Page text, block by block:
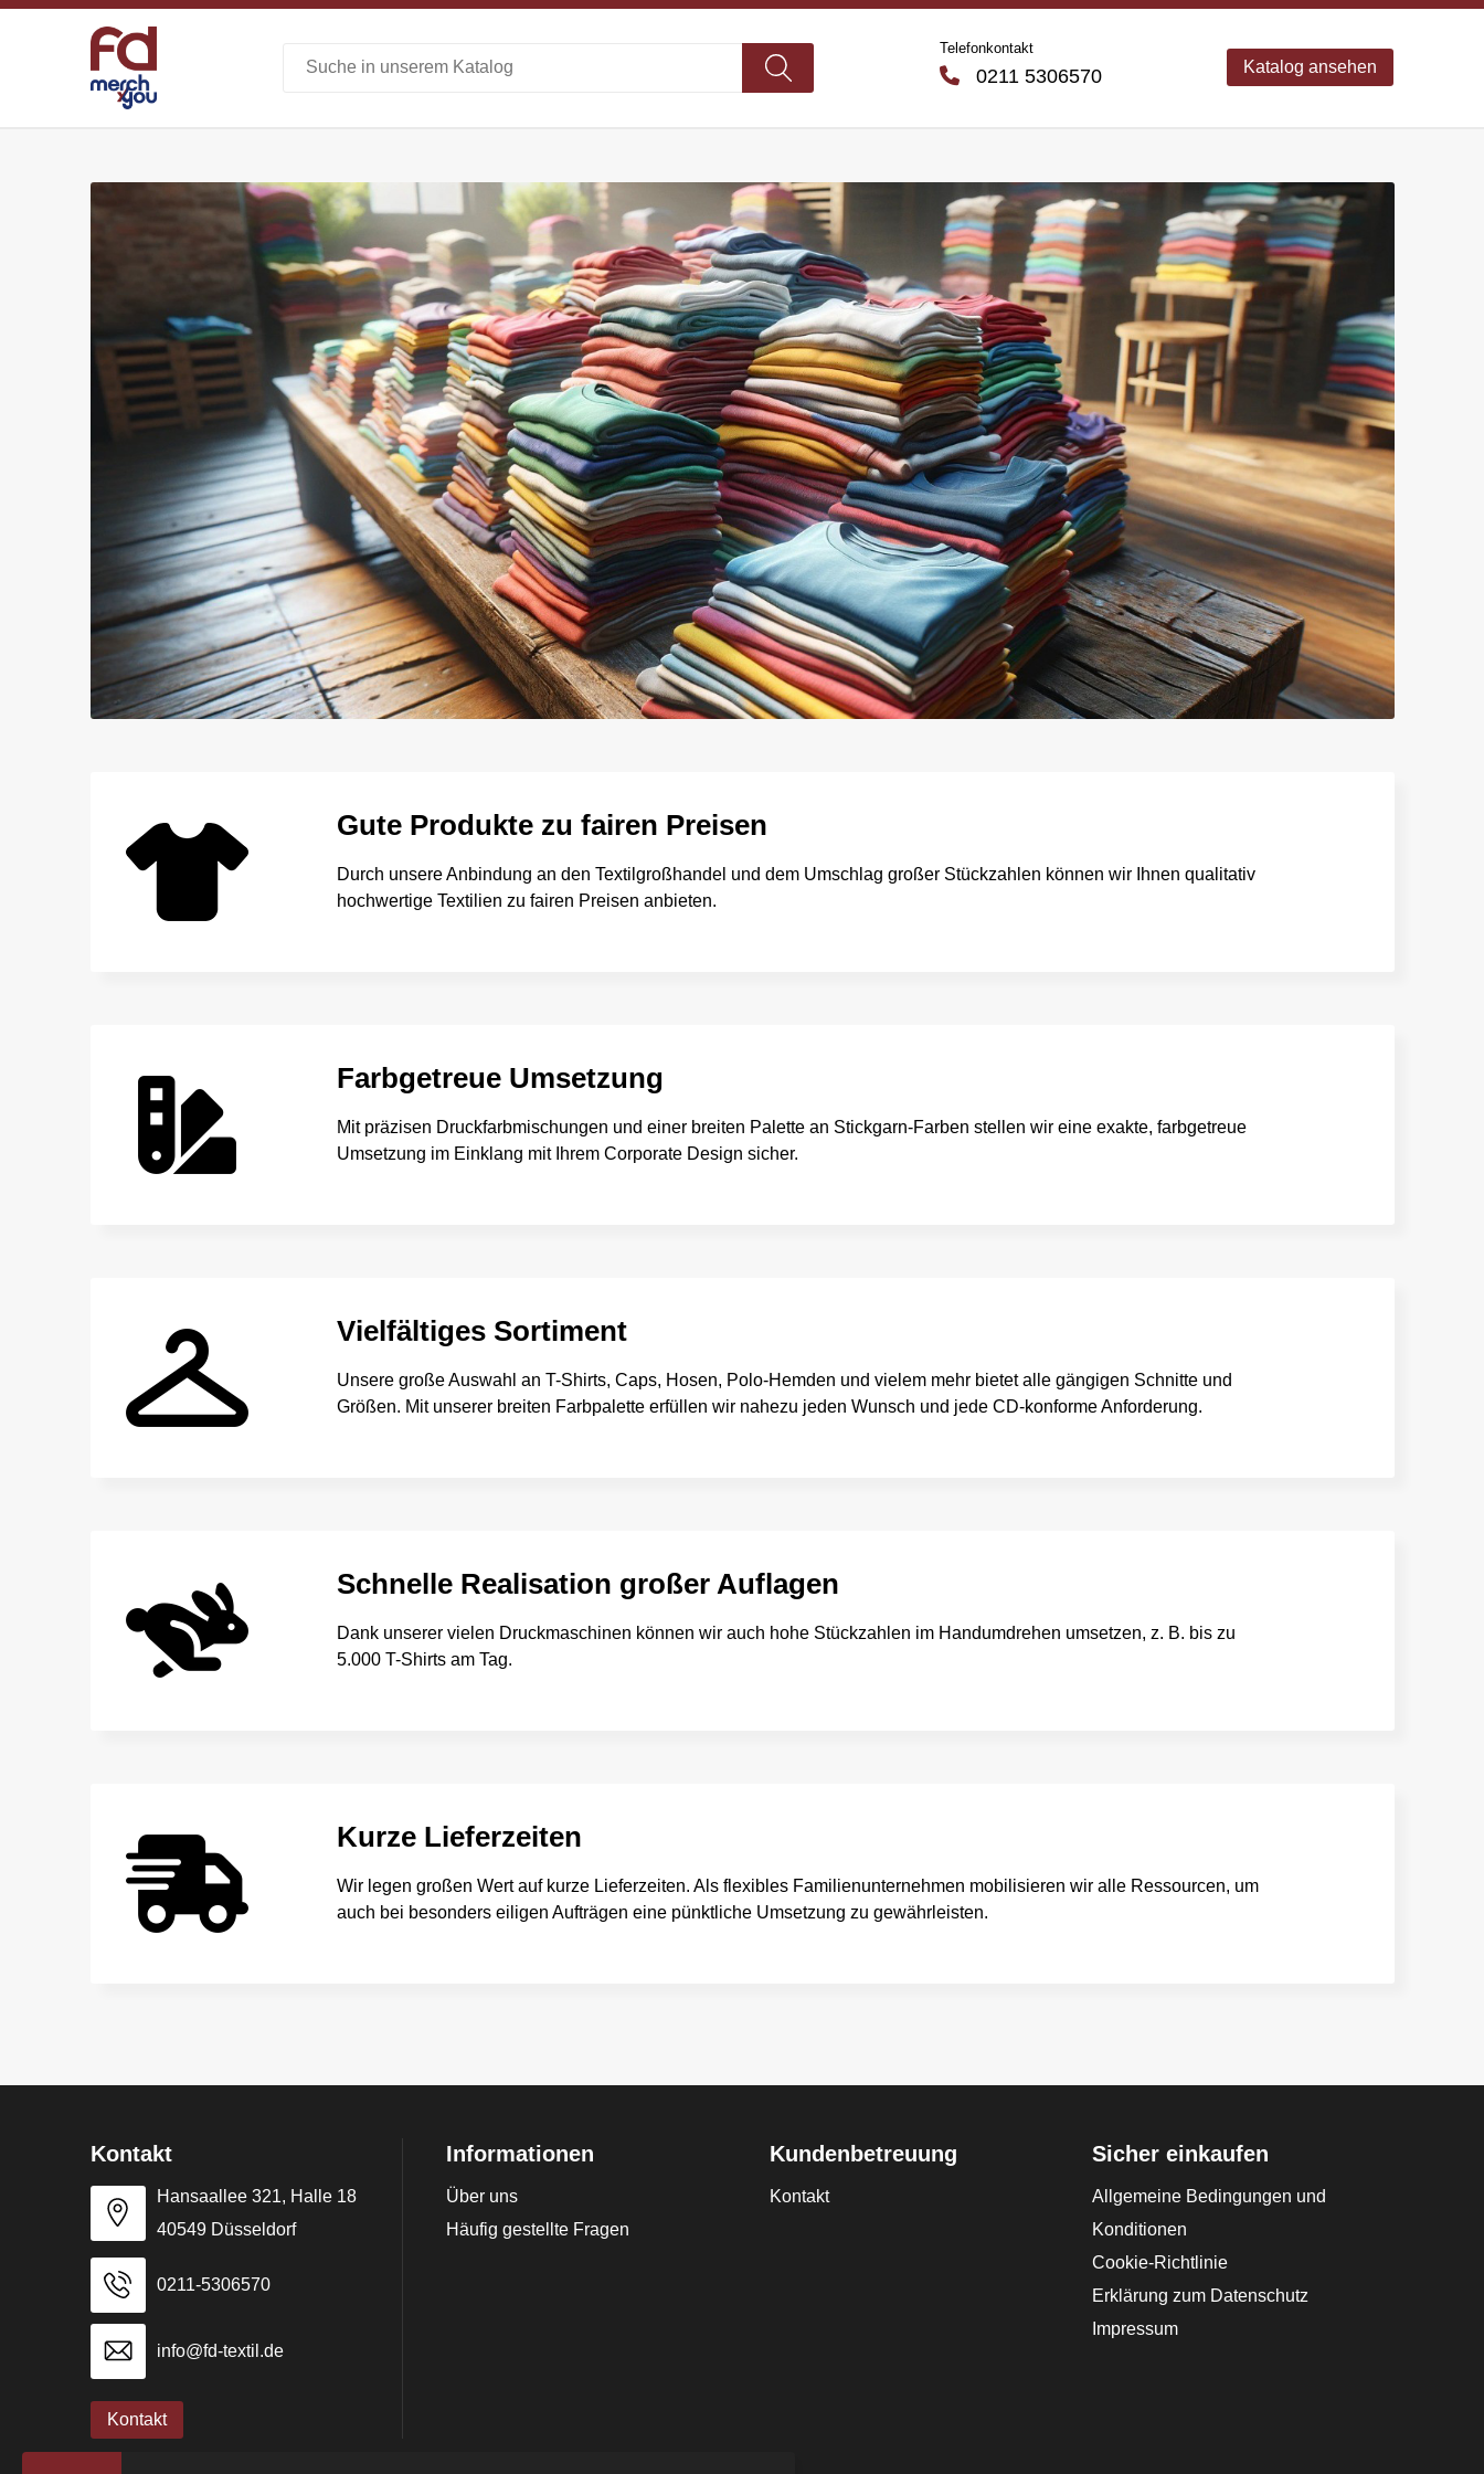
Telefonkontakt
0211 5306570 Katalog ansehen
Gute Produkte zu fairen Preisen
Durch unsere Anbindung an den Textilgroßhandel und dem Umschlag großer Stückzahlen können wir Ihnen qualitativ
hochwertige Textilien zu fairen Preisen anbieten.
Farbgetreue Umsetzung
Mit präzisen Druckfarbmischungen und einer breiten Palette an Stickgarn-Farben stellen wir eine exakte, farbgetreue
Umsetzung im Einklang mit Ihrem Corporate Design sicher.
Vielfältiges Sortiment
Unsere große Auswahl an T-Shirts, Caps, Hosen, Polo-Hemden und vielem mehr bietet alle gängigen Schnitte und
Größen. Mit unserer breiten Farbpalette erfüllen wir nahezu jeden Wunsch und jede CD-konforme Anforderung.
Schnelle Realisation großer Auflagen
Dank unserer vielen Druckmaschinen können wir auch hohe Stückzahlen im Handumdrehen umsetzen, z. B. bis zu
5.000 T-Shirts am Tag.
Kurze Lieferzeiten
Wir legen großen Wert auf kurze Lieferzeiten. Als flexibles Familienunternehmen mobilisieren wir alle Ressourcen, um
auch bei besonders eiligen Aufträgen eine pünktliche Umsetzung zu gewährleisten.
Kontakt
Hansaallee 321, Halle 18
40549 Düsseldorf
0211-5306570
info@fd-textil.de
Kontakt
Informationen
Über uns
Häufig gestellte Fragen
Kundenbetreuung
Kontakt
Sicher einkaufen
Allgemeine Bedingungen und
Konditionen
Cookie-Richtlinie
Erklärung zum Datenschutz
Impressum